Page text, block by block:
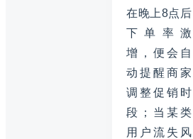
在晚上8点后
下单率激
增，便会自
动提醒商家
调整促销时
段；当某类
用户流失风